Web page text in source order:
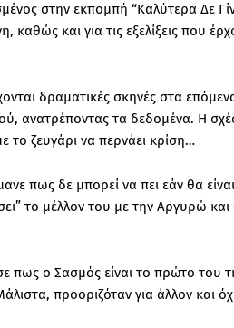
στην εκπομπή “Καλύτερα Δε
καθώς και για τις εξελίξεις που
δραματικές σκηνές στα
ανατρέποντας τα δεδομένα. Η
ζευγάρι να περνάει κρίση…
πως δε μπορεί να πει εάν θα
το μέλλον του με την Αργυρώ και
πως ο Σασμός είναι το πρώτο του
προοριζόταν για άλλον και